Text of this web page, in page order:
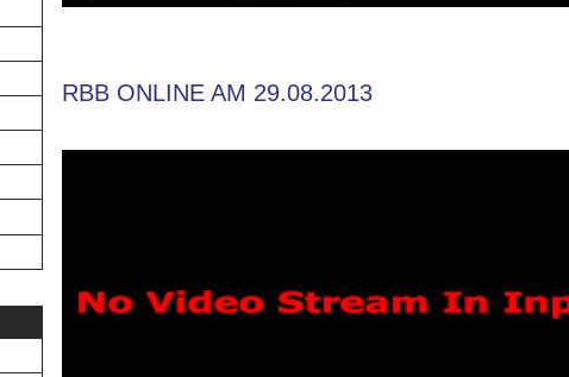
RBB ONLINE AM 29.08.2013